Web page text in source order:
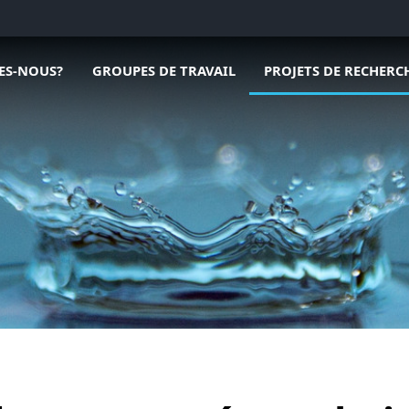
NOUS? GROUPES DE TRAVAIL PROJETS DE